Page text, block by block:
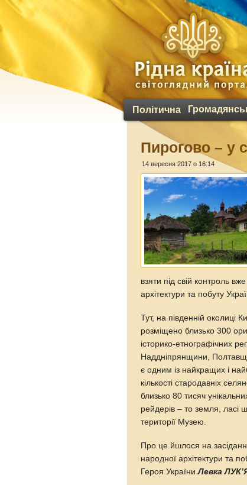
Політична
Пирогово – у
14 вересня 2017 о 16:14
взяти під свій контроль
архітектури та побуту
Тут, на південній околиці
розміщено близько 300
історико-етнографічних
Наддніпрянщини,
є одним із найкращих і
кількості стародавніх
близько 80 тисяч
рейдерів – то земля, ласі
території Музею.
Про це йшлося на
народної архітектури та
Героя УкраїниЛевка